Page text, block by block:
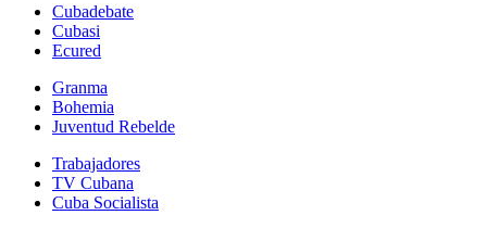
Cubadebate
Cubasi
Ecured
Granma
Bohemia
Juventud Rebelde
Trabajadores
TV Cubana
Cuba Socialista